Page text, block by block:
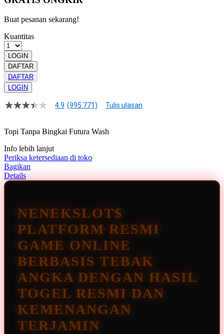
Buat pesanan sekarang!
Kuantitas
LOGIN
DAFTAR
DAFTAR
LOGIN
4.9
bintang,
rating
rata-
rata.
Read
13
yang
4.9 (995.771) Tulis ulasan
Topi Tanpa Bingkai Futura Wash
Info lebih lanjut
Periksa ketersediaan di toko
Bagikan
Details
NENEKSLOT$
PLATFORM RESMI
GAME ONLINE
BERBASIS TEBAK
ANGKA DENGAN HASIL
TOGEL RESMI DAN
KEMENANGAN
TERJAMIN